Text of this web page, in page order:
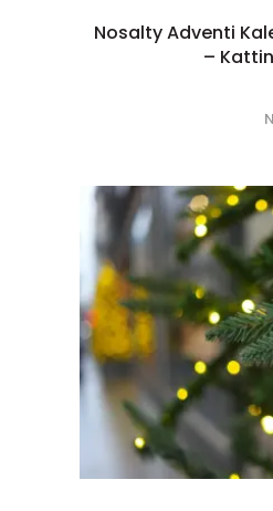
Nosalty Adventi
–